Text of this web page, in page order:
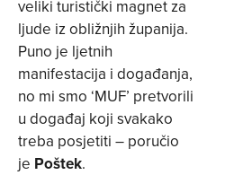
veliki turistički magnet za
ljude iz obližnjih županija.
Puno je ljetnih
manifestacija i događanja,
no mi smo ‘MUF’ pretvorili
u događaj koji svakako
treba posjetiti – poručio
je Poštek.